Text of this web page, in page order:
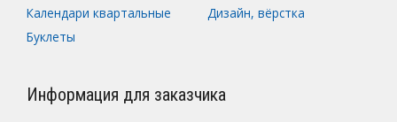
Календари квартальные
Буклеты
Дизайн, вёрстка
Информация для заказчика